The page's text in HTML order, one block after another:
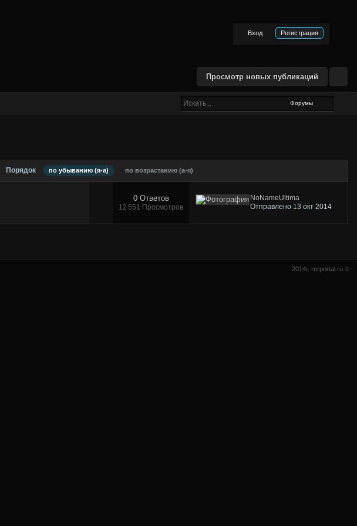
Вход Регистрация
Просмотр новых публикаций
Форумы
Порядок по убыванию (я-а) по возрастанию (а-я)
0 Ответов
12 551 Просмотров
NoNameUltima
Отправлено 13 окт 2014
2014г. rnrportal.ru ©